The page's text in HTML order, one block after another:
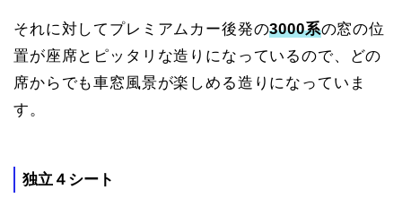
それに対してプレミアムカー後発の3000系の窓の位
置が座席とピッタリな造りになっているので、どの
席からでも車窓風景が楽しめる造りになっていま
す。
独立４シート